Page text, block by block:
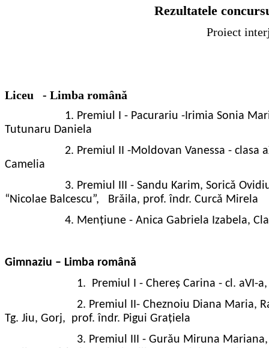
Rezultatele
Proiect
Liceu - Limba românǎ
1. Premiul I - Pacurariu -Irimia Sonia
Tutunaru Daniela
2. Premiul II -Moldovan Vanessa - clasa
Camelia
3. Premiul III - Sandu Karim, Soricǎ
“Nicolae Balcescu”,
Brǎila, prof. îndr. Curcǎ Mirela
4. Mențiune - Anica Gabriela Izabela,
Gimnaziu – Limba românǎ
1. Premiul I - Chereș Carina - cl. aVI-
2. Premiul II- Cheznoiu Diana Maria,
Tg. Jiu, Gorj, prof. îndr. Pigui Grațiela
3. Premiul III - Gurǎu Miruna